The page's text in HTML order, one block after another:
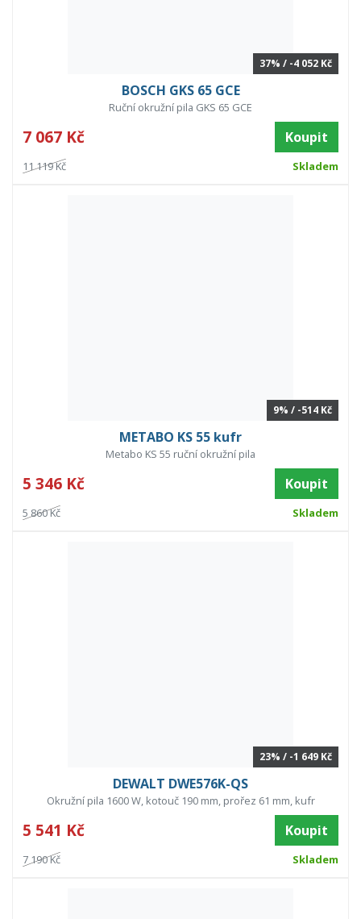
37% / -4 052 Kč
BOSCH GKS 65 GCE
Ruční okružní pila GKS 65 GCE
7 067 Kč Koupit
11 119 Kč Skladem
9% / -514 Kč
METABO KS 55 kufr
Metabo KS 55 ruční okružní pila
5 346 Kč Koupit
5 860 Kč Skladem
23% / -1 649 Kč
DEWALT DWE576K-QS
Okružní pila 1600 W, kotouč 190 mm, prořez 61 mm, kufr
5 541 Kč Koupit
7 190 Kč Skladem